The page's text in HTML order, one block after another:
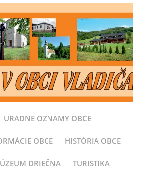
ÚRADNÉ OZNAMY OBCE
OBCE HISTÓRIA OBCE
DRIEČNA TURISTIKA